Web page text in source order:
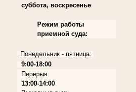
суббота, воскресенье
Режим работы
приемной суда:
Понедельник - пятница:
9:00-18:00
Перерыв:
13:00-14:00